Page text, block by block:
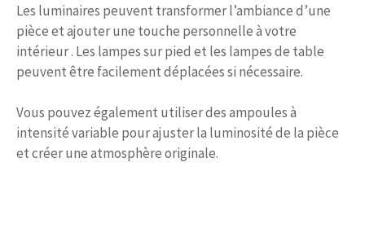
Les luminaires peuvent transformer l’ambiance d’une
pièce et ajouter une touche personnelle à votre
intérieur . Les lampes sur pied et les lampes de table
peuvent être facilement déplacées si nécessaire.
Vous pouvez également utiliser des ampoules à
intensité variable pour ajuster la luminosité de la pièce
et créer une atmosphère originale.